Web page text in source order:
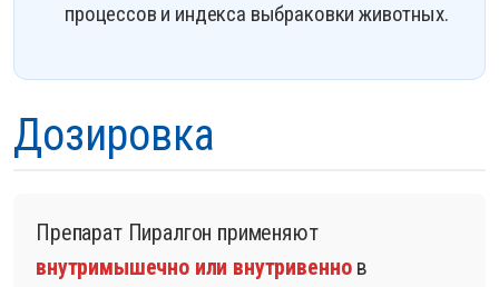
процессов и индекса выбраковки животных.
Дозировка
Препарат Пиралгон применяют
внутримышечно или внутривеннов